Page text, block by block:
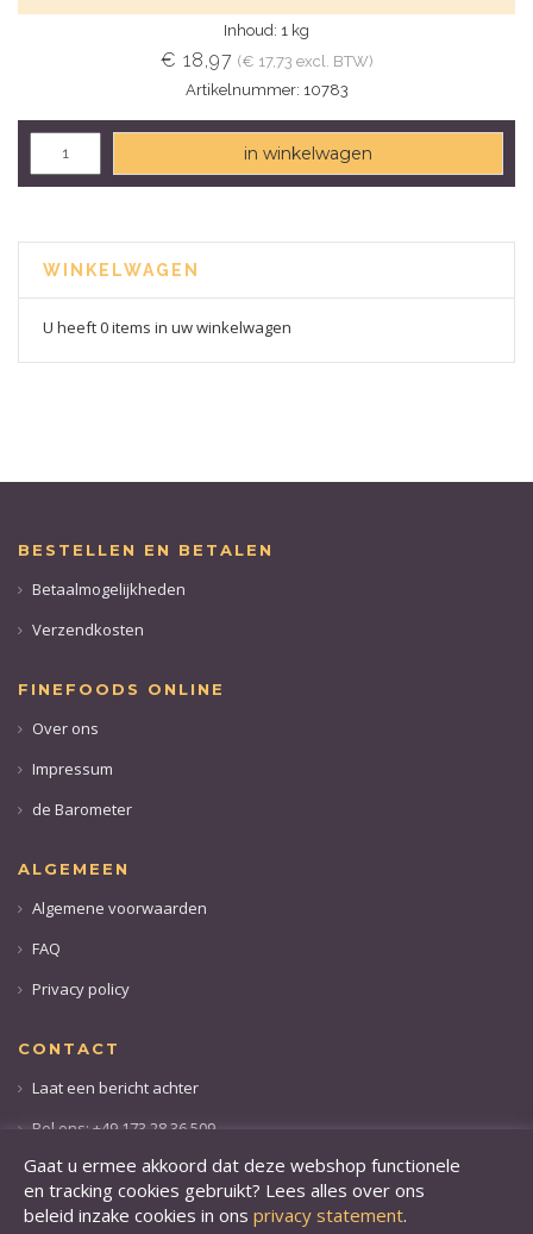
Inhoud: 1 kg
€ 18,97 (€ 17,73 excl. BTW)
Artikelnummer: 10783
in winkelwagen
WINKELWAGEN
U heeft 0 items in uw winkelwagen
BESTELLEN EN BETALEN
Betaalmogelijkheden
Verzendkosten
FINEFOODS ONLINE
Over ons
Impressum
de Barometer
ALGEMEEN
Algemene voorwaarden
FAQ
Privacy policy
CONTACT
Laat een bericht achter
Bel ons: +49 173 28 36 509
Gaat u ermee akkoord dat deze webshop functionele
en tracking cookies gebruikt? Lees alles over ons
beleid inzake cookies in ons privacy statement.